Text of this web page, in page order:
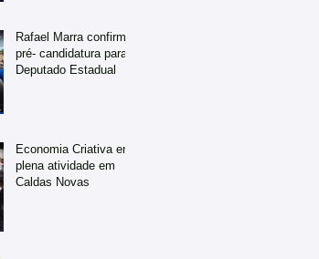
Rafael Marra confirma
pré- candidatura para
Deputado Estadual
Economia Criativa em
plena atividade em
Caldas Novas